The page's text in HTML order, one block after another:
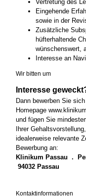
Vertretung des
Eingehende
sowie in der
Zusätzliche
hüfterhaltende
wünschenswert,
Interesse an
Wir bitten um
Interesse
Dann bewerben Sie
Homepage
und fügen Sie
Ihrer
idealerweise relevante
Bewerbung an:
Klinikum Passau .
94032 Passau
Kontaktinformationen